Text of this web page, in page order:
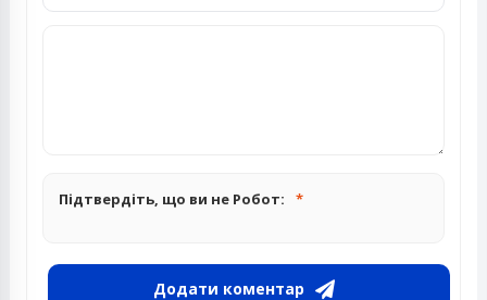
Підтвердіть, що ви не Робот:
Додати коментар